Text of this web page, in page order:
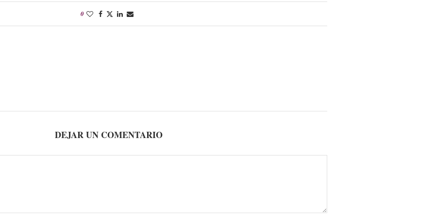
0
DEJAR UN COMENTARIO